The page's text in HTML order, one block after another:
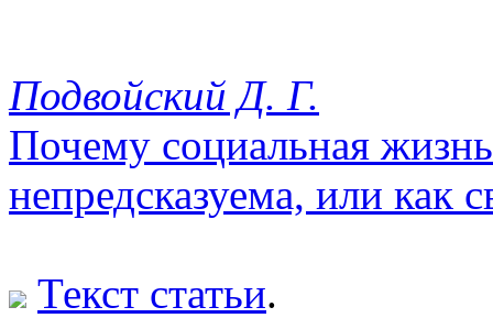
Подвойский Д. Г.
Почему социальная
непредсказуема, или как
Текст статьи.